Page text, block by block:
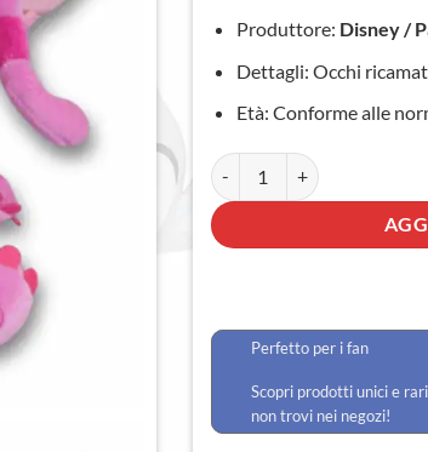
Produttore: Disney /
Dettagli: Occhi
Età: Conforme alle
Peluche Angel 25cm quantità
Perfetto per i fan
Scopri prodotti unici e
non trovi nei negozi!